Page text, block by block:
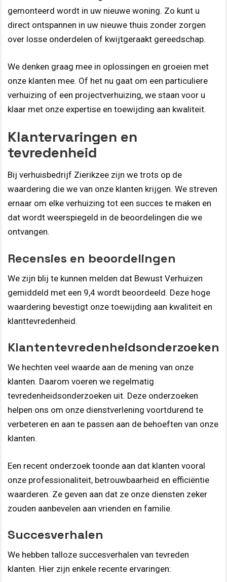
gemonteerd wordt in uw nieuwe woning. Zo kunt u
direct ontspannen in uw nieuwe thuis zonder zorgen
over losse onderdelen of kwijtgeraakt gereedschap.
We denken graag mee in oplossingen en groeien met
onze klanten mee. Of het nu gaat om een particuliere
verhuizing of een projectverhuizing, we staan voor u
klaar met onze expertise en toewijding aan kwaliteit.
Klantervaringen en
tevredenheid
Bij verhuisbedrijf Zierikzee zijn we trots op de
waardering die we van onze klanten krijgen. We streven
ernaar om elke verhuizing tot een succes te maken en
dat wordt weerspiegeld in de beoordelingen die we
ontvangen.
Recensies en beoordelingen
We zijn blij te kunnen melden dat Bewust Verhuizen
gemiddeld met een 9,4 wordt beoordeeld. Deze hoge
waardering bevestigt onze toewijding aan kwaliteit en
klanttevredenheid.
Klantentevredenheidsonderzoeken
We hechten veel waarde aan de mening van onze
klanten. Daarom voeren we regelmatig
tevredenheidsonderzoeken uit. Deze onderzoeken
helpen ons om onze dienstverlening voortdurend te
verbeteren en aan te passen aan de behoeften van onze
klanten.
Een recent onderzoek toonde aan dat klanten vooral
onze professionaliteit, betrouwbaarheid en efficiëntie
waarderen. Ze geven aan dat ze onze diensten zeker
zouden aanbevelen aan vrienden en familie.
Succesverhalen
We hebben talloze succesverhalen van tevreden
klanten. Hier zijn enkele recente ervaringen: